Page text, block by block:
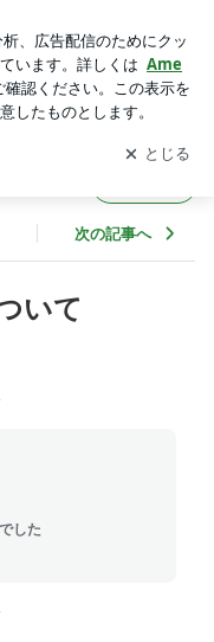
知
を受け取りまし
開く
次の記事へ
いて
した